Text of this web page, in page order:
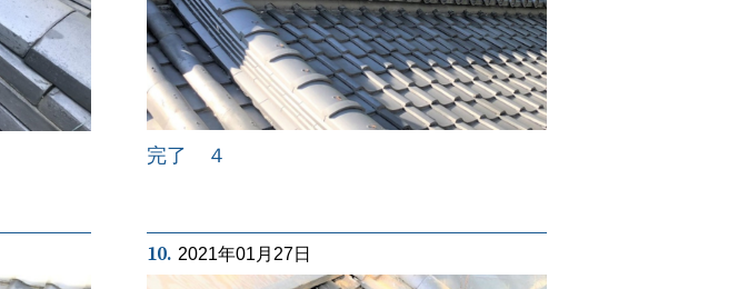
完了 ４
10. 2021年01月27日